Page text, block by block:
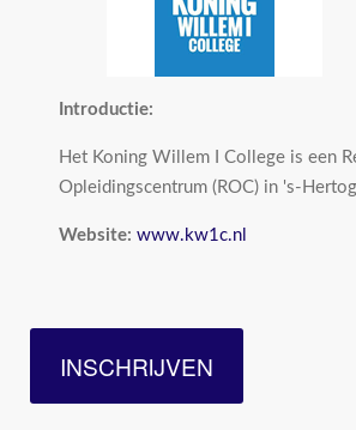
Introductie:
Het Koning Willem I College is een
Opleidingscentrum (ROC) in 's-
Website: www.kw1c.nl
INSCHRIJVEN